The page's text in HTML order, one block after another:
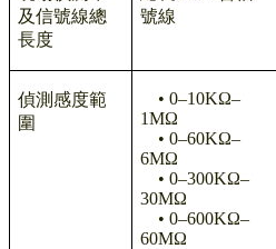
及信號線總
長度
號線
偵測感度範
圍
• 0–10KΩ–
1MΩ
• 0–60KΩ–
6MΩ
• 0–300KΩ–
30MΩ
• 0–600KΩ–
60MΩ